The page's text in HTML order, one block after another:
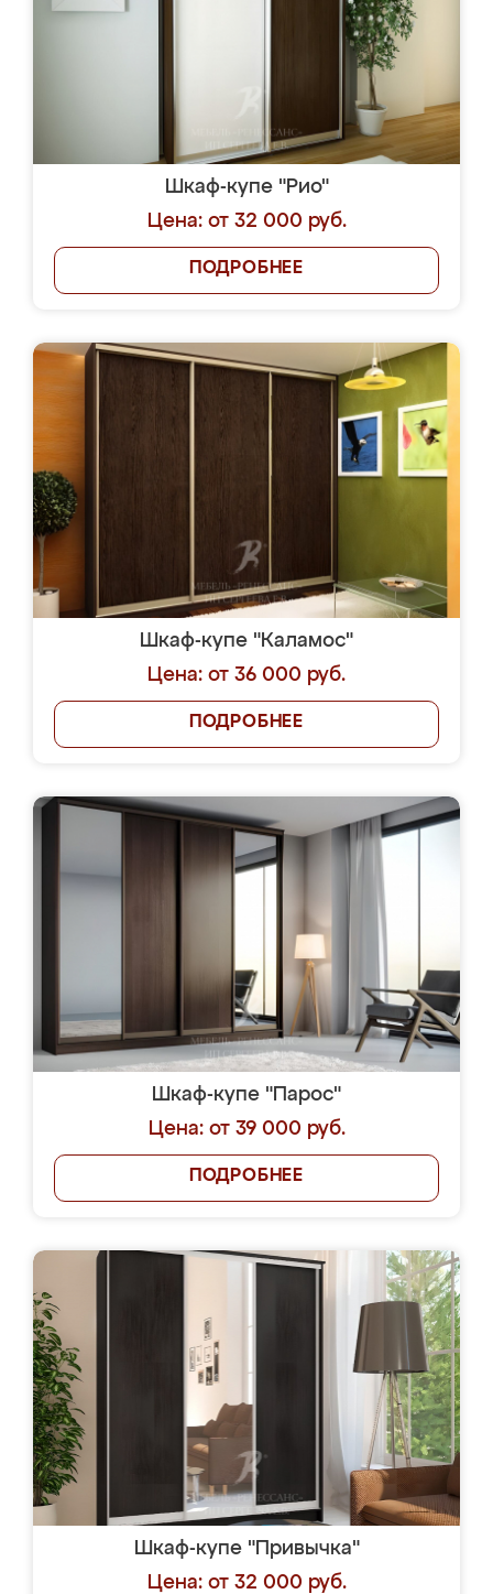
Шкаф-купе "Рио"
Цена: от 32 000 руб.
ПОДРОБНЕЕ
Шкаф-купе "Каламос"
Цена: от 36 000 руб.
ПОДРОБНЕЕ
Шкаф-купе "Парос"
Цена: от 39 000 руб.
ПОДРОБНЕЕ
Шкаф-купе "Привычка"
Цена: от 32 000 руб.